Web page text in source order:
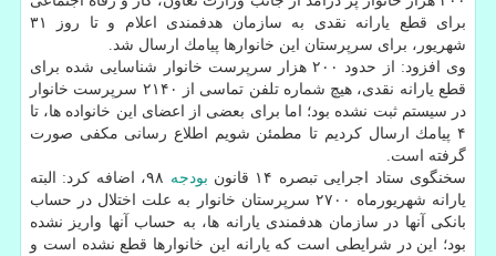
برای قطع یارانه نقدی به سازمان هدفمندی اعلام و تا روز ۳۱
شهریور، برای سرپرستان این خانوارها پیامك ارسال شد.
وی افزود: از حدود ۲۰۰ هزار سرپرست خانوار شناسایی شده برای
قطع یارانه نقدی، هیچ شماره تلفن تماسی از ۲۱۴۰ سرپرست خانوار
در سیستم ثبت نشده بود؛ اما برای بعضی از اعضای این خانواده ها، تا
۴ پیامك ارسال كردیم تا مطمئن شویم اطلاع رسانی مكفی صورت
گرفته است.
سخنگوی ستاد اجرایی تبصره ۱۴ قانون
بودجه
۹۸، اضافه كرد: البته
یارانه شهریورماه ۲۷۰۰ سرپرستان خانوار به علت اختلال در حساب
بانكی آنها در سازمان هدفمندی یارانه ها، به حساب آنها واریز نشده
بود؛ این در شرایطی است كه یارانه این خانوارها قطع نشده است و